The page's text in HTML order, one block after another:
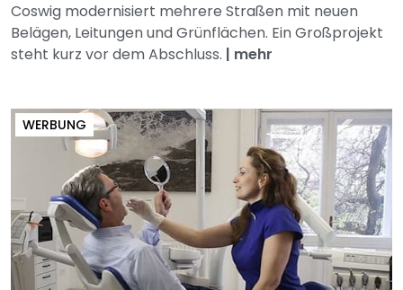
Coswig modernisiert mehrere Straßen mit neuen
Belägen, Leitungen und Grünflächen. Ein Großprojekt
steht kurz vor dem Abschluss. | mehr
WERBUNG